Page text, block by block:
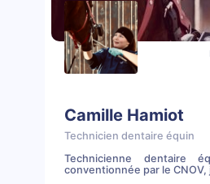
Camille Hamiot
Technicien dentaire équin
Technicienne dentaire
conventionnée par le CNOV,